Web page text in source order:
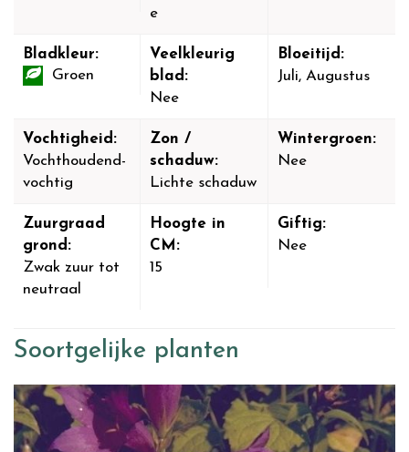
e
Bladkleur:
Groen
Veelkleurig
blad:
Nee
Bloeitijd:
Juli, Augustus
Vochtigheid:
Vochthoudend-
vochtig
Zon /
schaduw:
Lichte schaduw
Wintergroen:
Nee
Zuurgraad
grond:
Zwak zuur tot
neutraal
Hoogte in
CM:
15
Giftig:
Nee
Soortgelijke planten